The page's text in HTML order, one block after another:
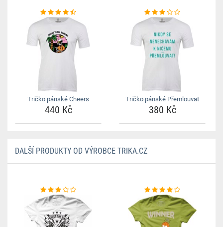
Tričko pánské Cheers
440 Kč
Tričko pánské Přemlouvat
380 Kč
DALŠÍ PRODUKTY OD VÝROBCE TRIKA.CZ